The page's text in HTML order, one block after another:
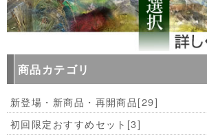
商品カテゴリ
新登場・新商品・再開商品[29]
初回限定おすすめセット [3]